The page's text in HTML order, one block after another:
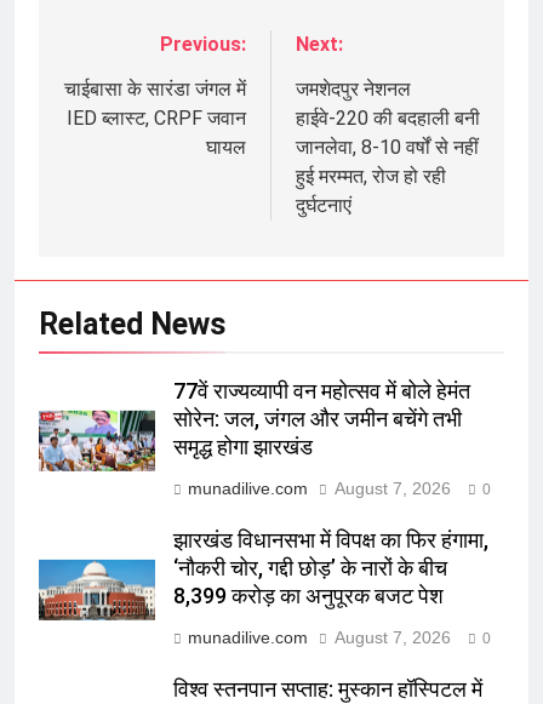
navigation
Previous:
चाईबासा के सारंडा जंगल में
IED ब्लास्ट, CRPF जवान
घायल
Next:
जमशेदपुर नेशनल
हाईवे-220 की बदहाली बनी
जानलेवा, 8-10 वर्षों से नहीं
हुई मरम्मत, रोज हो रही
दुर्घटनाएं
Related News
77वें राज्यव्यापी वन महोत्सव में बोले हेमंत
सोरेन: जल, जंगल और जमीन बचेंगे तभी
समृद्ध होगा झारखंड
munadilive.com August 7, 2026 0
झारखंड विधानसभा में विपक्ष का फिर हंगामा,
‘नौकरी चोर, गद्दी छोड़’ के नारों के बीच
8,399 करोड़ का अनुपूरक बजट पेश
munadilive.com August 7, 2026 0
विश्व स्तनपान सप्ताह: मुस्कान हॉस्पिटल में